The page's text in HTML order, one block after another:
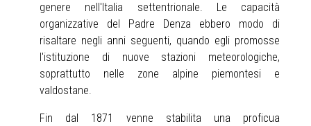
genere nell'Italia settentrionale. Le capacità
organizzative del Padre Denza ebbero modo di
risaltare negli anni seguenti, quando egli promosse
l'istituzione di nuove stazioni meteorologiche,
soprattutto nelle zone alpine piemontesi e
valdostane.
Fin dal 1871 venne stabilita una proficua